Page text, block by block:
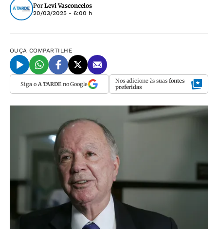
Por Levi Vasconcelos
20/03/2025 - 6:00 h
OUÇA COMPARTILHE
Siga o A TARDEno Google Nos adicione às suas fontes
preferidas